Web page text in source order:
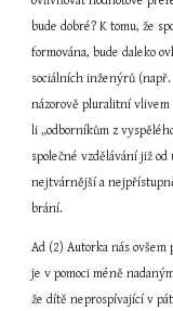
bude dobré? K tomu, že
formována, bude daleko
sociálních inženýrů
názorově pluralitní
li „odborníkům z
společné vzdělávání již od
nejtvárnější a
brání.
Ad (2) Autorka nás
je v pomoci méně
že dítě neprospívající v